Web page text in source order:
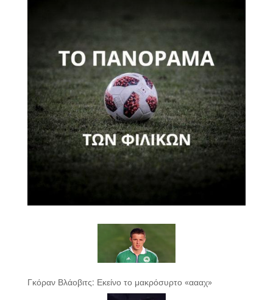
Γκόραν Βλάοβιτς: Εκείνο το μακρόσυρτο «αααχ»